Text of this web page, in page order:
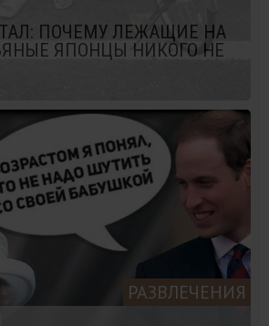
ПОЧЕМУ ЛЕЖАЩИЕ НА
ЯПОНЦЫ НИКОГО НЕ
РАЗВЛЕЧЕНИЯ